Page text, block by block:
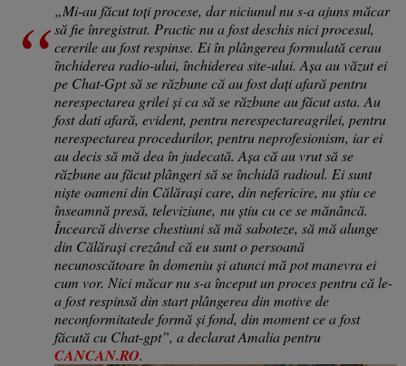
„Mi-au făcut toți procese, dar niciunul nu s-a ajuns măcar
să fie înregistrat. Practic nu a fost deschis nici procesul,
cererile au fost respinse. Ei în plângerea formulată cerau
închiderea radio-ului, închiderea site-ului. Așa au văzut ei
pe Chat-Gpt să se răzbune că au fost dați afară pentru
nerespectarea grilei și ca să se răzbune au făcut asta. Au
fostdati afară, evident, pentru nerespectareagrilei, pentru
nerespectarea procedurilor, pentru neprofesionism, iar ei
au decis să mă dea în judecată. Așa că au vrut să se
răzbune au făcut plângeri să se închidă radioul. Ei sunt
niște oameni din Călărași care, din nefericire, nu știu ce
înseamnă presă, televiziune, nu știu cu ce se mănâncă.
Încearcă diverse chestiuni să mă saboteze, să mă alunge
din Călărașicrezând că eu sunt o persoană
necunoscătoare în domeniu și atunci mă pot manevra ei
cum vor. Nici măcar nu s-a început un procespentru că le-
a fost respinsă din startplângereadin motive de
neconformitatede formă și fond, din moment ce a fost
făcută cu Chat-gpt”, a declarat Amalia pentru
CANCAN.RO.